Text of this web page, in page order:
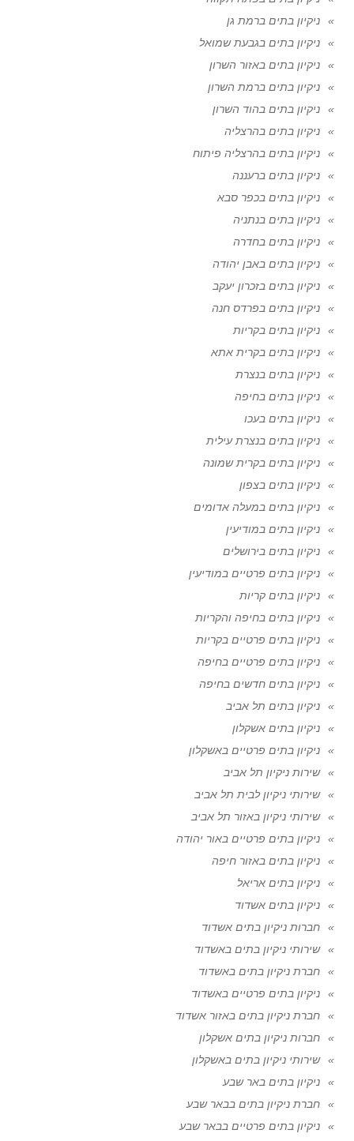
ניקיון בתים ברמת גן
ניקיון בתים בגבעת שמואל
ניקיון בתים באזור השרון
ניקיון בתים ברמת השרון
ניקיון בתים בהוד השרון
ניקיון בתים בהרצליה
ניקיון בתים בהרצליה פיתוח
ניקיון בתים ברעננה
ניקיון בתים בכפר סבא
ניקיון בתים בנתניה
ניקיון בתים בחדרה
ניקיון בתים באבן יהודה
ניקיון בתים בזכרון יעקב
ניקיון בתים בפרדס חנה
ניקיון בתים בקריות
ניקיון בתים בקרית אתא
ניקיון בתים בנצרת
ניקיון בתים בחיפה
ניקיון בתים בעכו
ניקיון בתים בנצרת עילית
ניקיון בתים בקרית שמונה
ניקיון בתים בצפון
ניקיון בתים במעלה אדומים
ניקיון בתים במודיעין
ניקיון בתים בירושלים
ניקיון בתים פרטיים במודיעין
ניקיון בתים קריות
ניקיון בתים בחיפה והקריות
ניקיון בתים פרטיים בקריות
ניקיון בתים פרטיים בחיפה
ניקיון בתים חדשים בחיפה
ניקיון בתים תל אביב
ניקיון בתים אשקלון
ניקיון בתים פרטיים באשקלון
שירות ניקיון תל אביב
שירותי ניקיון לבית תל אביב
שירותי ניקיון באזור תל אביב
ניקיון בתים פרטיים באור יהודה
ניקיון בתים באזור חיפה
ניקיון בתים אריאל
ניקיון בתים אשדוד
חברות ניקיון בתים אשדוד
שירותי ניקיון בתים באשדוד
חברת ניקיון בתים באשדוד
ניקיון בתים פרטיים באשדוד
חברת ניקיון בתים באזור אשדוד
חברות ניקיון בתים אשקלון
שירותי ניקיון בתים באשקלון
ניקיון בתים באר שבע
חברת ניקיון בתים בבאר שבע
ניקיון בתים פרטיים בבאר שבע